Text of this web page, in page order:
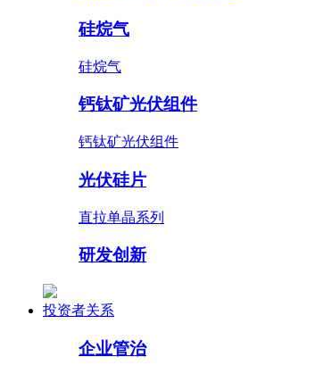
硅烷气
硅烷气
钙钛矿光伏组件
钙钛矿光伏组件
光伏硅片
直拉单晶系列
研发创新
投资者关系
企业管治